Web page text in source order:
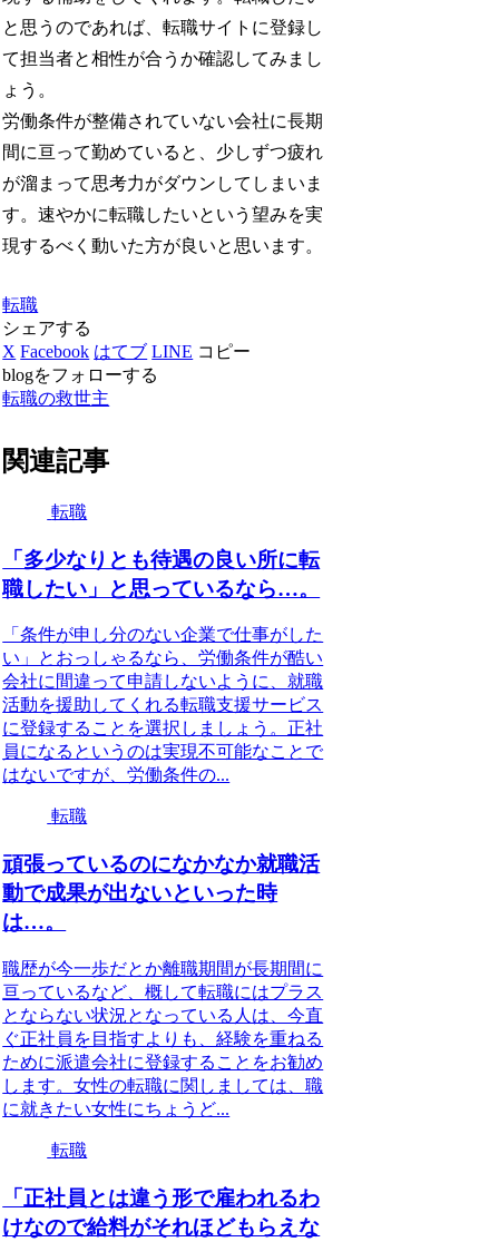
と思うのであれば、転職サイトに登録し
て担当者と相性が合うか確認してみまし
ょう。
労働条件が整備されていない会社に長期
間に亘って勤めていると、少しずつ疲れ
が溜まって思考力がダウンしてしまいま
す。速やかに転職したいという望みを実
現するべく動いた方が良いと思います。
転職
シェアする
X Facebook はてブ LINE コピー
blogをフォローする
転職の救世主
関連記事
転職
「多少なりとも待遇の良い所に転
職したい」と思っているなら…。
「条件が申し分のない企業で仕事がした
い」とおっしゃるなら、労働条件が酷い
会社に間違って申請しないように、就職
活動を援助してくれる転職支援サービス
に登録することを選択しましょう。正社
員になるというのは実現不可能なことで
はないですが、労働条件の...
転職
頑張っているのになかなか就職活
動で成果が出ないといった時
は…。
職歴が今一歩だとか離職期間が長期間に
亘っているなど、概して転職にはプラス
とならない状況となっている人は、今直
ぐ正社員を目指すよりも、経験を重ねる
ために派遣会社に登録することをお勧め
します。女性の転職に関しましては、職
に就きたい女性にちょうど...
転職
「正社員とは違う形で雇われるわ
けなので給料がそれほどもらえな